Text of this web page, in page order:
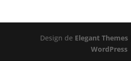
Design de Elegant Themes
WordPress